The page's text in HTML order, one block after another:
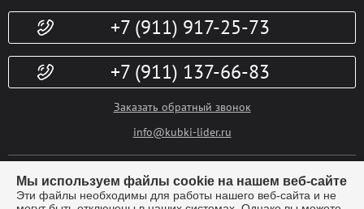
Доп. услуги
+7 (911) 917-25-73
+7 (911) 137-66-83
Заказать обратный звонок
info@kubki-lider.ru
Мы используем файлы cookie на нашем веб-сайте
Эти файлы необходимы для работы нашего веб-сайта и не